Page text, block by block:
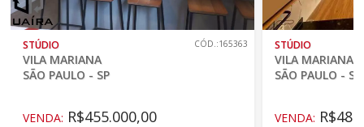
STÚDIO
VILA MARIANA
SÃO PAULO - SP
CÓD.:165363
VENDA: R$455.000,00
STÚDIO
VILA MARIANA
SÃO PAULO - SP
VENDA: